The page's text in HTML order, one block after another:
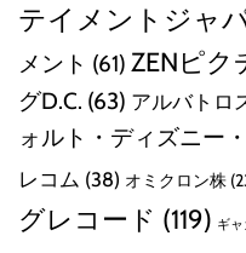
テイメントジャ
メント (61) ZENピク
グD.C. (63) アルバトロ
ォルト・ディズニー
レコム (38) オミクロン株
グレコード (119) ギ